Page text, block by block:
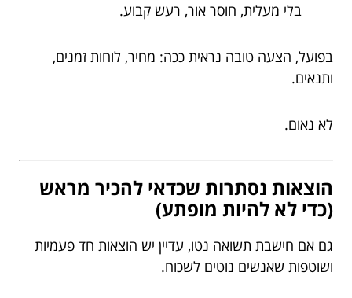
בלי מעלית, חוסר אור, רעש קבוע.
בפועל, הצעה טובה נראית ככה: מחיר, לוחות זמנים,
ותנאים.
לא נאום.
הוצאות נסתרות שכדאי להכיר מראש
(כדי לא להיות מופתע)
גם אם חישבת תשואה נטו, עדיין יש הוצאות חד פעמיות
ושוטפות שאנשים נוטים לשכוח.